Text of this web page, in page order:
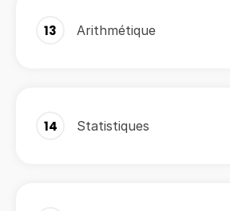
13 Arithmétique
14 Statistiques